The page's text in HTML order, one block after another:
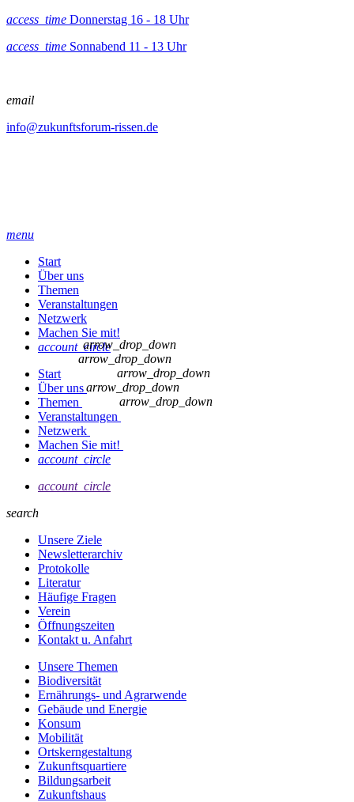
access_time Donnerstag 16 - 18 Uhr
access_time Sonnabend 11 - 13 Uhr
email
info@zukunftsforum-rissen.de
menu
Start
Über uns
Themen
Veranstaltungen
Netzwerk
Machen Sie mit!
account_circle
Start
Über uns
arrow_drop_down
Themen
arrow_drop_down
Veranstaltungen
arrow_drop_down
Netzwerk
arrow_drop_down
Machen Sie mit!
arrow_drop_down
account_circle
account_circle
search
Unsere Ziele
Newsletterarchiv
Protokolle
Literatur
Häufige Fragen
Verein
Öffnungszeiten
Kontakt u. Anfahrt
Unsere Themen
Biodiversität
Ernährungs- und Agrarwende
Gebäude und Energie
Konsum
Mobilität
Ortskerngestaltung
Zukunftsquartiere
Bildungsarbeit
Zukunftshaus